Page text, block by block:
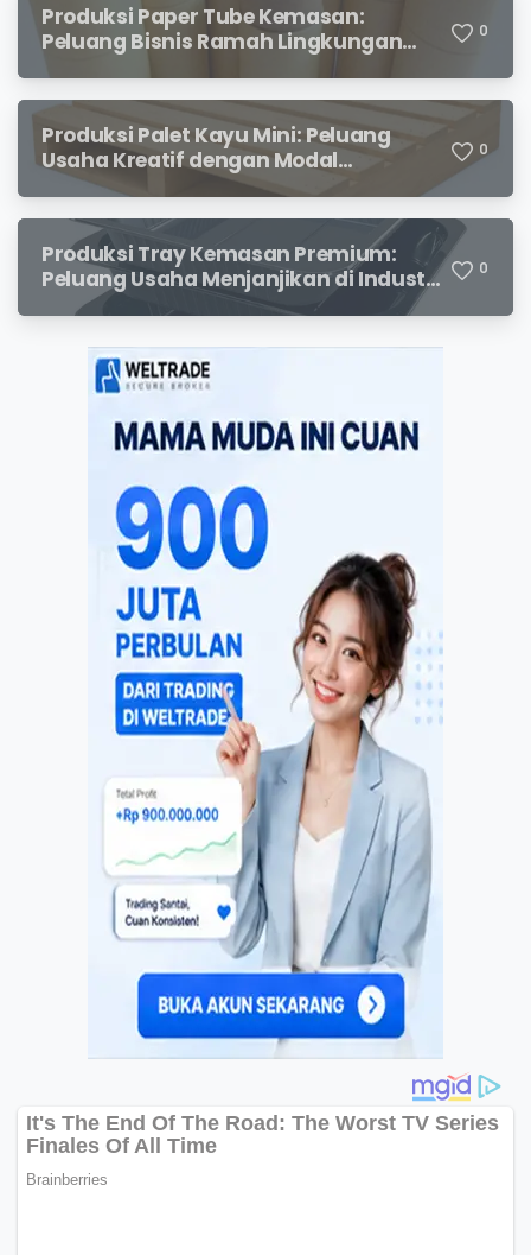
Produksi Paper Tube Kemasan:
Peluang Bisnis Ramah Lingkungan
0
Produksi Palet Kayu Mini: Peluang
Usaha Kreatif dengan Modal
Terjangkau dan Potensi Keuntungan
0
Produksi Tray Kemasan Premium:
Peluang Usaha Menjanjikan di Industri
Packaging Modern
0